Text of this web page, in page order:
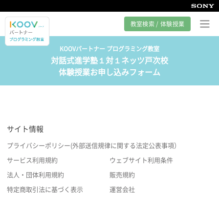
教室検索 / 体験授業
プログラミング教室とは
カリキュラム紹介
サポート
KOOVパートナー プログラミング教室
対話式進学塾１対１ネッツ戸次校
体験授業お申し込みフォーム
サイト情報
プライバシーポリシー(外部送信規律に関する法定公表事項）
サービス利用規約 ウェブサイト利用条件
法人・団体利用規約 販売規約
特定商取引法に基づく表示 運営会社